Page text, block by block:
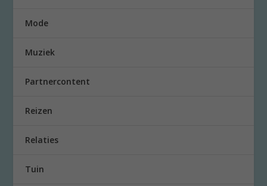
Mode
Muziek
Partnercontent
Reizen
Relaties
Tuin